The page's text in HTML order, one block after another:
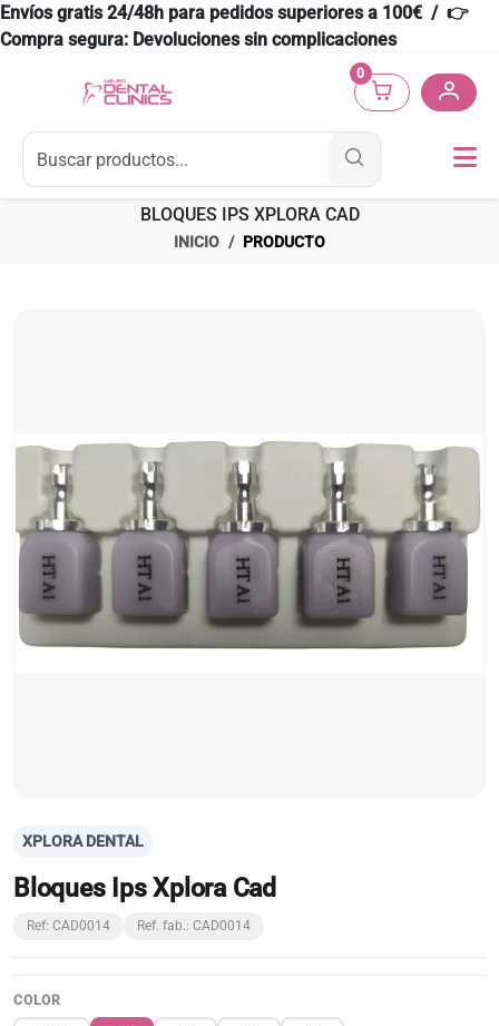
Envíos gratis 24/48h para pedidos superiores a 100€ / 👉
Compra segura: Devoluciones sin complicaciones
0
BLOQUES IPS XPLORA CAD
INICIO PRODUCTO
XPLORA DENTAL
Bloques Ips Xplora Cad
Ref: CAD0014 Ref. fab.: CAD0014
COLOR